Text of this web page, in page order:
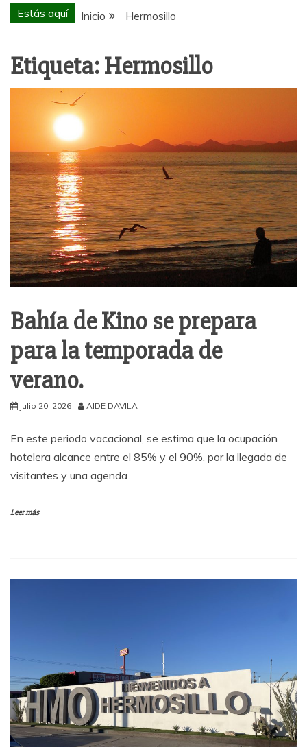
Estás aquí Inicio Hermosillo
Etiqueta:Hermosillo
Bahía de Kino se prepara
para la temporada de
verano.
julio 20, 2026 AIDE DAVILA
En este periodo vacacional, se estima que la ocupación
hotelera alcance entre el 85% y el 90%, por la llegada de
visitantes y una agenda
Leer más